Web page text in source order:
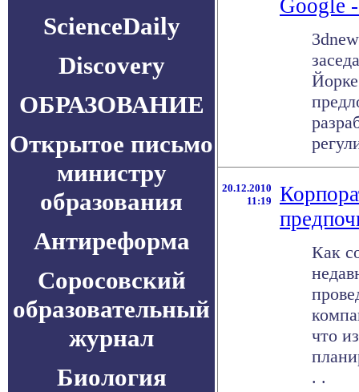
ScienceDaily
Discovery
ОБРАЗОВАНИЕ
Открытое письмо
министру
образования
Антиреформа
Соросовский
образовательный
журнал
Биология
Google
20.12.2010
11:19
Как
что
. .